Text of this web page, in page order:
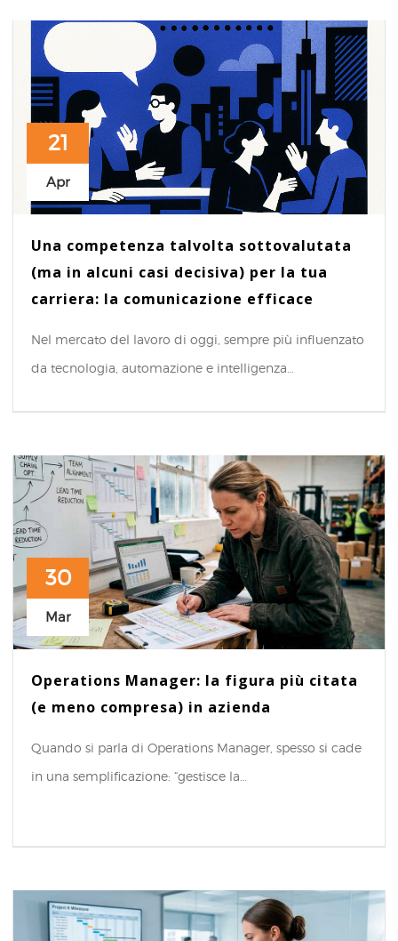
21
Apr
Una competenza talvolta sottovalutata
(ma in alcuni casi decisiva) per la tua
carriera: la comunicazione efficace
Nel mercato del lavoro di oggi, sempre più influenzato
da tecnologia, automazione e intelligenza…
30
Mar
Operations Manager: la figura più citata
(e meno compresa) in azienda
Quando si parla di Operations Manager, spesso si cade
in una semplificazione: “gestisce la…